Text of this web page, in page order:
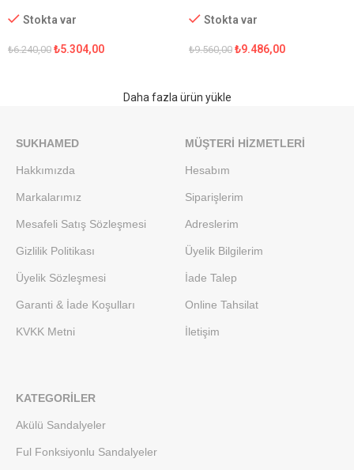
Stokta var
₺6.240,00 ₺5.304,00
Stokta var
₺9.560,00 ₺9.486,00
Daha fazla ürün yükle
SUKHAMED
Hakkımızda
Markalarımız
Mesafeli Satış Sözleşmesi
Gizlilik Politikası
Üyelik Sözleşmesi
Garanti & İade Koşulları
KVKK Metni
MÜŞTERI HIZMETLERI
Hesabım
Siparişlerim
Adreslerim
Üyelik Bilgilerim
İade Talep
Online Tahsilat
İletişim
KATEGORILER
Akülü Sandalyeler
Ful Fonksiyonlu Sandalyeler